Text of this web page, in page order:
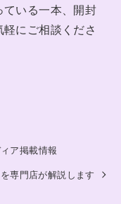
いる一本、開封
にご相談くださ
ア掲載情報
専門店が解説します